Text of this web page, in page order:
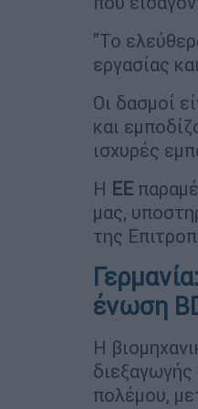
"Το
εργασίας
Οι δασμοί
και
ισχυρές
Η ΕΕ
μας,
της
ένωση
Η
πολέμου,